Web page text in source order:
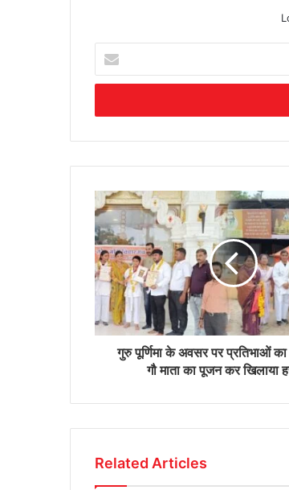
your
Email
गुरु पूर्णिमा के अवसर पर प्रतिभाओं का
गौ माता का पूजन कर खिलाया
Related Articles